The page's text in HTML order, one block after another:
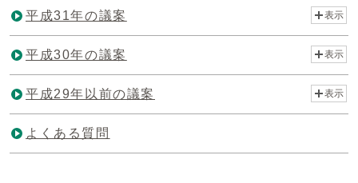
平成31年の議案 表示
平成30年の議案 表示
平成29年以前の議案 表示
よくある質問